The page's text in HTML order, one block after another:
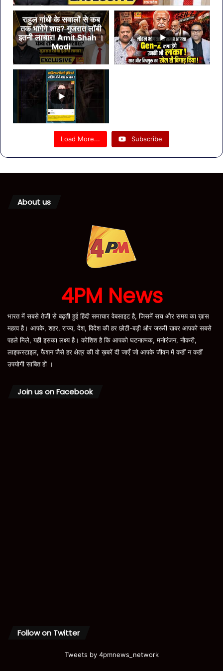
राहुल गांधी के सवालों से कब
तक भागेंगे शाह? गुजरात लॉबी
इतनी लाचार! Amit Shah ।
Modi
Load More... Subscribe
About us
4PM News
भारत में सबसे तेजी से बढ़ती हुई हिंदी समाचार वेबसाइट है, जिसमें सच और समय का ख़ास
महत्व है। आपके, शहर, राज्य, देश, विदेश की हर छोटी-बड़ी और जरूरी खबर आपको सबसे
पहले मिले, यही इसका लक्ष्य है। कोशिश है कि आपको घटनात्मक, मनोरंजन, नौकरी,
लाइफस्टाइल, फैशन जैसे हर क्षेत्र की वो ख़बरें दी जाएँ जो आपके जीवन में कहीं न कहीं
उपयोगी साबित हों ।
Join us on Facebook
Follow on Twitter
Tweets by 4pmnews_network